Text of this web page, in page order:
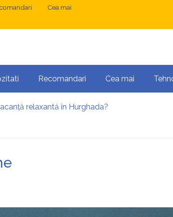
Cea mai
Recomandari Cea mai
relaxantă în Hurghada?
și Mastodon: cum gestionezi mai multe site-
operația?